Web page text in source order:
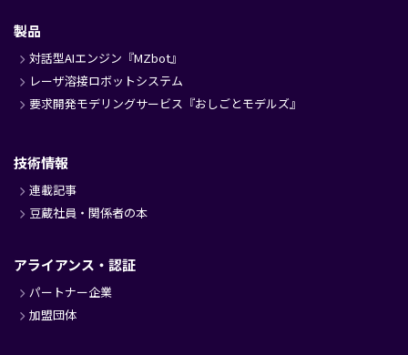
製品
対話型AIエンジン『MZbot』
レーザ溶接ロボットシステム
要求開発モデリングサービス『おしごとモデルズ』
技術情報
連載記事
豆蔵社員・関係者の本
アライアンス・認証
パートナー企業
加盟団体